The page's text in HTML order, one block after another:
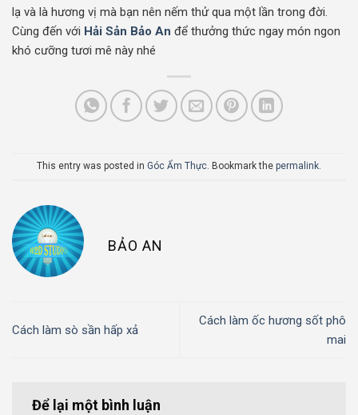
lạ và là hương vị mà bạn nên nếm thử qua một lần trong đời.
Cùng đến với Hải Sản Bảo An để thưởng thức ngay món ngon
khó cưỡng tươi mê này nhé
This entry was posted in Góc Ẩm Thực. Bookmark the permalink.
BẢO AN
Cách làm sò sần hấp xả
Cách làm ốc hương sốt phô
mai
Để lại một bình luận